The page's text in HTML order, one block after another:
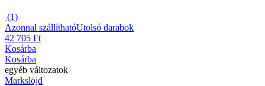
(1)
Azonnal szállíthatóUtolsó darabok
42 705 Ft
Kosárba
Kosárba
egyéb változatok
Markslöjd